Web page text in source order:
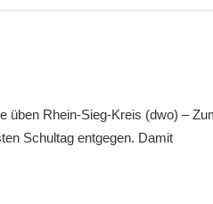
üben Rhein-Sieg-Kreis (dwo) –
Schultag entgegen. Damit